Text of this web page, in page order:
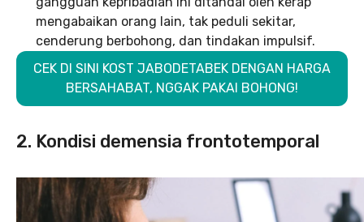
mengabaikan orang lain, tak peduli sekitar,
cenderung berbohong, dan tindakan impulsif.
CEK DI SINI KOST JABODETABEK DENGAN HARGA
BERSAHABAT, NGGAK PAKAI BOHONG!
2. Kondisi demensia frontotemporal